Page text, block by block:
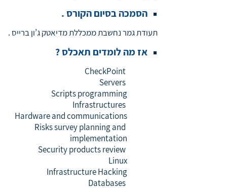
הסמכה בסיום הקורס .
תעודת גמר נחשבת ממכללת מדיאטק ג’ון ברייס .
אז מה לומדים תאכלס ?
CheckPoint
Servers
Scripts programming
Infrastructures
Hardware and communications
Risks survey planning and
implementation
Security products review
Linux
Infrastructure Hacking
Databases